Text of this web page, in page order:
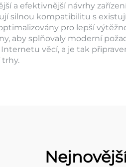
a efektivnější návrhy
silnou kompatibilitu s
pro lepší
aby splňovaly moderní
věcí, a je tak